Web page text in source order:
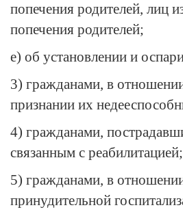
попечения родителей, лиц
попечения родителей;
е) об установлении и
3) гражданами, в
признании их
4) гражданами,
связанным с реабилитацией;
5) гражданами, в
принудительной